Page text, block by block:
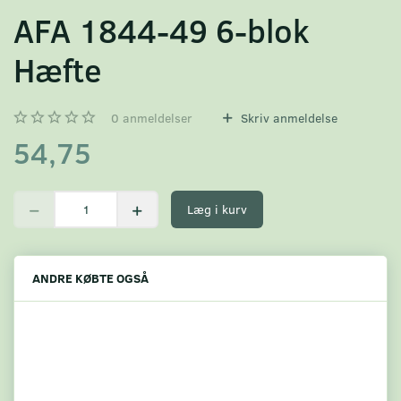
AFA 1844-49 6-blok
Hæfte
0 anmeldelser Skriv anmeldelse
54,75
Læg i kurv
ANDRE KØBTE OGSÅ